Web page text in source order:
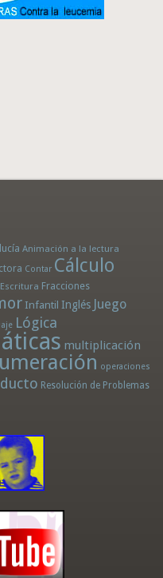
Animación a la lectura
Contar Cálculo
Escritura Fracciones
Infantil Inglés Juego
Lógica
multiplicación
operaciones
Resolución de Problemas